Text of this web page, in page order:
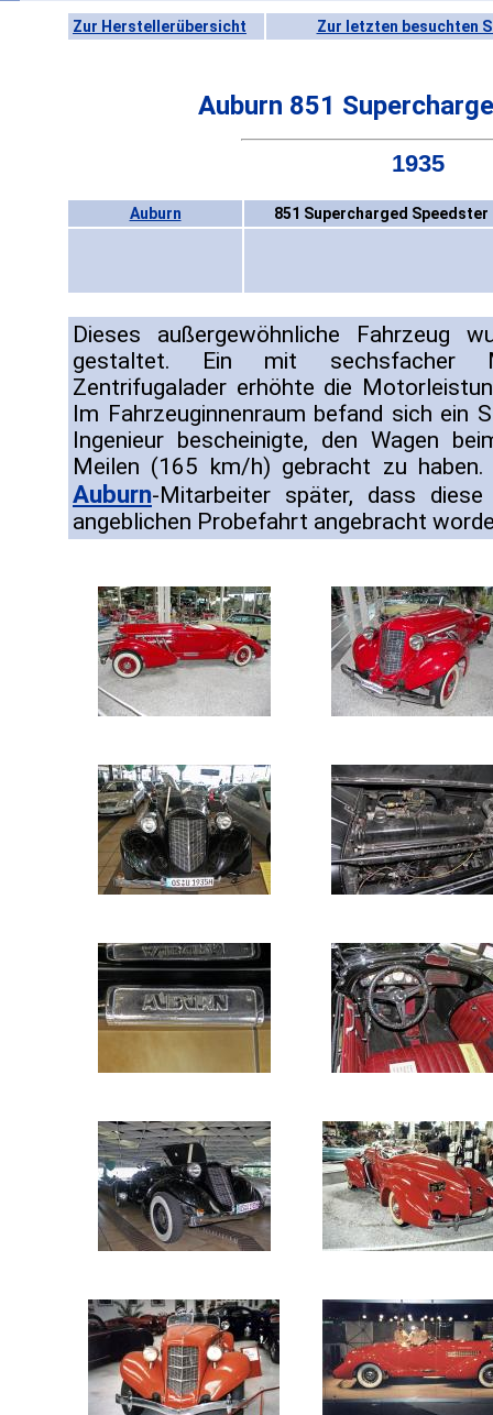
Zur Herstellerübersicht Zur letzten besuchten
Auburn 851
1935
Auburn 851 Supercharged Speedster
Dieses außergewöhnliche Fahrzeug
gestaltet. Ein mit sechsfacher
Zentrifugalader erhöhte die
Im Fahrzeuginnenraum befand sich ein
Ingenieur bescheinigte, den Wagen
Meilen (165 km/h) gebracht zu
Auburn-Mitarbeiter später, dass
angeblichen Probefahrt angebracht